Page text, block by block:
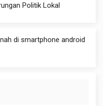
Politik Lokal
di smartphone android